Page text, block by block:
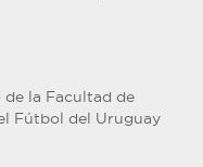
la Facultad de
Fútbol del Uruguay